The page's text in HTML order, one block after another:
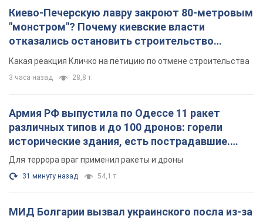
Киево-Печерскую лавру закроют 80-метровым
"монстром"? Почему киевские власти
отказались остановить строительство
небоскреба "московского верующего"
Какая реакция Кличко на петицию по отмене строительства
3 часа назад 28,8 т.
Армия РФ выпустила по Одессе 11 ракет
различных типов и до 100 дронов: горели
исторические здания, есть пострадавшие.
Фото и видео
Для террора враг применил ракеты и дроны
31 минуту назад 54,1 т.
МИД Болгарии вызвал украинского посла из-за